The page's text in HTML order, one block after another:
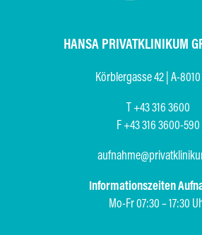
HANSA PRIVATKLINIKUM
Körblergasse 42 | A-
T +43 316 3600
F +43 316 3600-590
Informationszeiten
Mo-Fr 07:30 – 17:30